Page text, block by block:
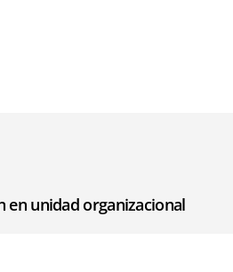
en unidad organizacional